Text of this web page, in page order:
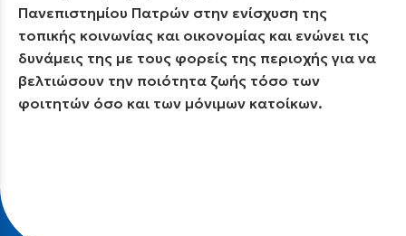
Πανεπιστημίου Πατρών στην ενίσχυση της
τοπικής κοινωνίας και οικονομίας και ενώνει τις
δυνάμεις της με τους φορείς της περιοχής για να
βελτιώσουν την ποιότητα ζωής τόσο των
φοιτητών όσο και των μόνιμων κατοίκων.